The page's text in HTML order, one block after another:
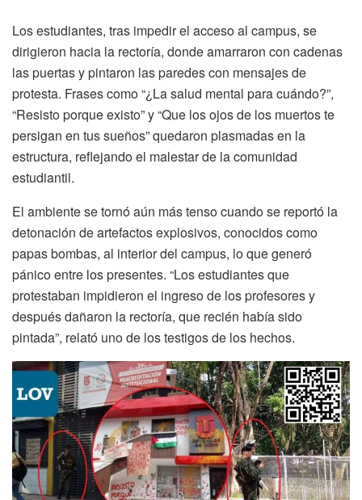
Los estudiantes, tras impedir el acceso al campus, se
dirigieron hacia la rectoría, donde amarraron con cadenas
las puertas y pintaron las paredes con mensajes de
protesta. Frases como “¿La salud mental para cuándo?”,
“Resisto porque existo” y “Que los ojos de los muertos te
persigan en tus sueños” quedaron plasmadas en la
estructura, reflejando el malestar de la comunidad
estudiantil.
El ambiente se tornó aún más tenso cuando se reportó la
detonación de artefactos explosivos, conocidos como
papas bombas, al interior del campus, lo que generó
pánico entre los presentes. “Los estudiantes que
protestaban impidieron el ingreso de los profesores y
después dañaron la rectoría, que recién había sido
pintada”, relató uno de los testigos de los hechos.